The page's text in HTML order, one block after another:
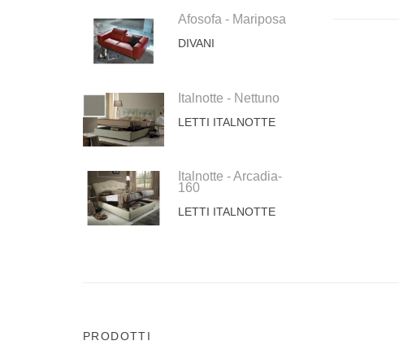
Afosofa - Mariposa
DIVANI
Italnotte - Nettuno
LETTI ITALNOTTE
Italnotte - Arcadia-
160
LETTI ITALNOTTE
PRODOTTI